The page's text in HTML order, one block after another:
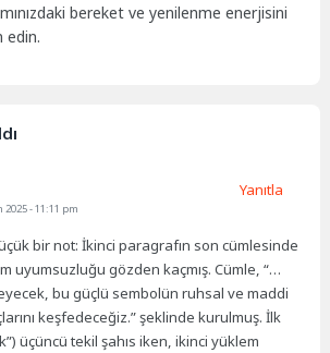
bereket ve yenilenme enerjisini
edin.
2025 - 11:11 pm
bir not: İkinci paragrafın son cümlesinde
uyumsuzluğu gözden kaçmış. Cümle, “…
bu güçlü sembolün ruhsal ve maddi
keşfedeceğiz.” şeklinde kurulmuş. İlk
üçüncü tekil şahıs iken, ikinci yüklem
Yanıtla